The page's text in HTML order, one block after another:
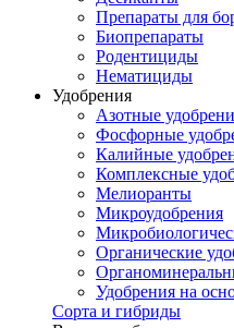
Препараты для
Биопрепараты
Родентициды
Нематициды
Удобрения
Азотные
Фосфорные
Калийные
Комплексные
Мелиоранты
Микроудобрения
Органические
Удобрения на
Сорта и гибриды